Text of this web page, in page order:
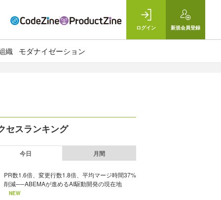
ログイン 新規会員登録
織 モダナイゼーション
セスランキング
今日 月間
PR数1.6倍、変更行数1.8倍、平均マージ時間37%
削減──ABEMAが進めるAI駆動開発の現在地
NEW